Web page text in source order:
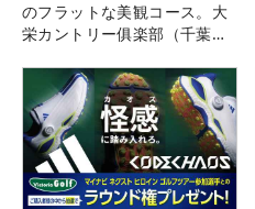
のフラットな美観コース。大
栄カントリー俱楽部（千葉